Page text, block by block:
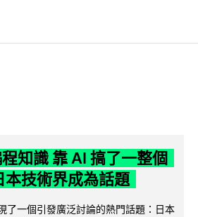
知識 靠 AI 搞了一整個
本技術界成為話題
了一個引發廣泛討論的熱門話題：日本